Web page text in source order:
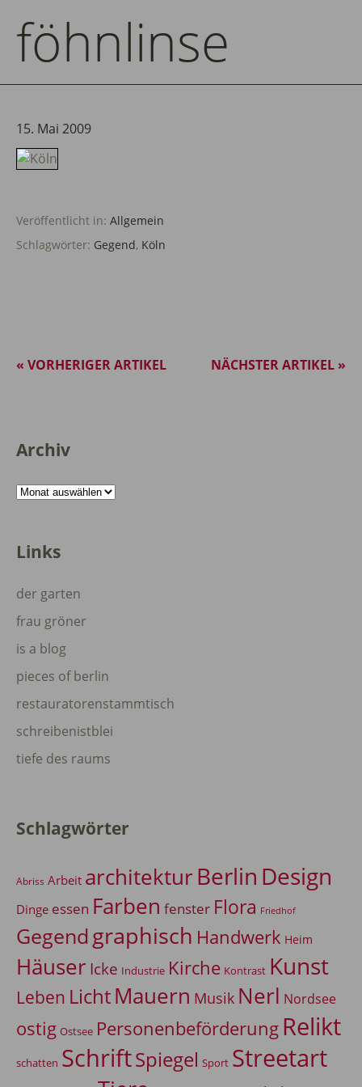
föhnlinse
15. Mai 2009
Veröffentlicht in: Allgemein
Schlagwörter: Gegend, Köln
NÄCHSTER ARTIKEL »
« VORHERIGER ARTIKEL
Archiv
Archiv
Links
der garten
frau gröner
is a blog
pieces of berlin
restauratorenstammtisch
schreibenistblei
tiefe des raums
Schlagwörter
Abriss Arbeit architekturBerlin Design
Dinge essen Farben fenster Flora Friedhof
Gegendgraphisch Handwerk Heim
Häuser Icke Industrie Kirche Kontrast Kunst
Leben LichtMauern Musik Nerl Nordsee
ostig Ostsee Personenbeförderung Relikt
schatten SchriftSpiegel Sport Streetart